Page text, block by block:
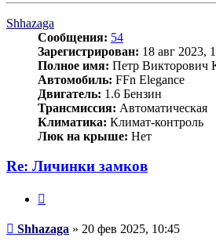
Shhazaga
Сообщения: 54
Зарегистрирован: 18 авг 2023,
Полное имя: Петр Викторович
Автомобиль: FFn Elegance
Двигатель: 1.6 Бензин
Трансмиссия: Автоматическая
Климатика: Климат-контроль
Люк на крыше: Нет
Re: Личинки замков
Сообщение
Shhazaga » 20 фев 2025, 10:45